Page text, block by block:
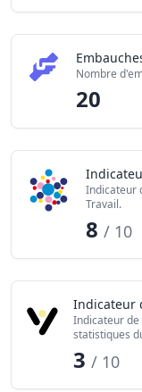
Nombre
20
Indicateur
Travail.
8/ 10
Indicateur
Indicateur de
statistiques
3 / 10